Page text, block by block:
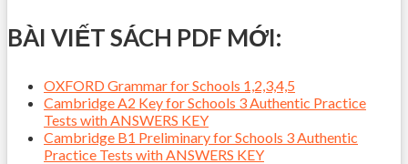
BÀI VIẾT SÁCH PDF MỚI:
OXFORD Grammar for Schools 1,2,3,4,5
Cambridge A2 Key for Schools 3 Authentic Practice
Tests with ANSWERS KEY
Cambridge B1 Preliminary for Schools 3 Authentic
Practice Tests with ANSWERS KEY